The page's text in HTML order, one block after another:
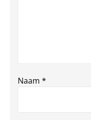
Naam *